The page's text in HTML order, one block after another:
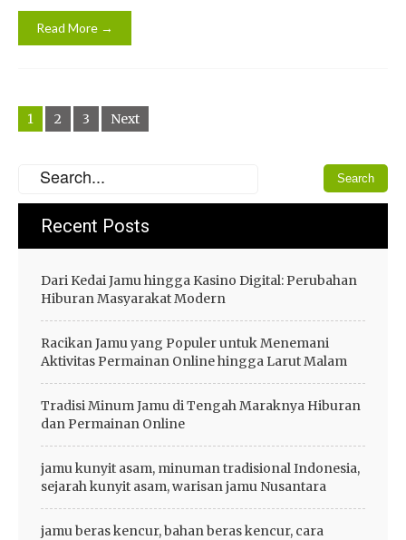
Read More →
Posts
navigation
1 2 3 Next
Recent Posts
Dari Kedai Jamu hingga Kasino Digital: Perubahan
Hiburan Masyarakat Modern
Racikan Jamu yang Populer untuk Menemani
Aktivitas Permainan Online hingga Larut Malam
Tradisi Minum Jamu di Tengah Maraknya Hiburan
dan Permainan Online
jamu kunyit asam, minuman tradisional Indonesia,
sejarah kunyit asam, warisan jamu Nusantara
jamu beras kencur, bahan beras kencur, cara